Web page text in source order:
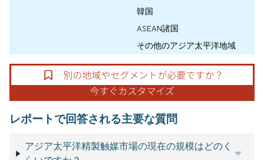
韓国
ASEAN諸国
その他のアジア太平洋地域
レポートで回答される主要な質問
アジア太平洋精製触媒市場の現在の規模はどのく